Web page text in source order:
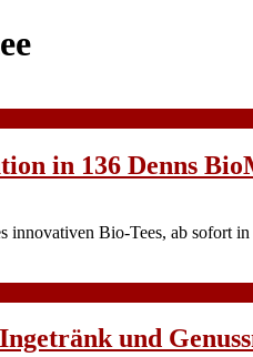
in 136 Denns
innovativen Bio-Tees, ab sofort
und